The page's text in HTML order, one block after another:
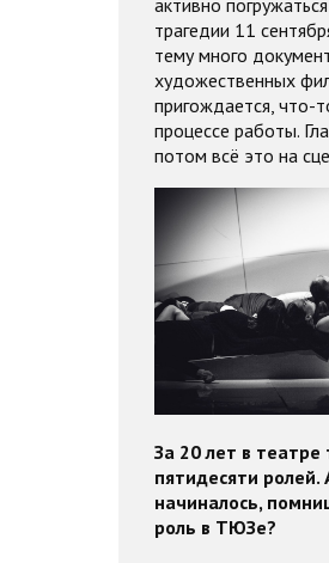
трагедии 11
тему много
художественных
пригождается, что-
процессе работы.
потом всё это на
За 20 лет в
пятидесяти ролей.
начиналось,
роль в ТЮЗе?